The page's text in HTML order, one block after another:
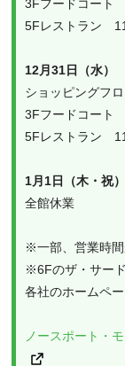
3Fフードコート
5Fレストラン　
12月31日（水）
ショッピングフ
3Fフードコート
5Fレストラン　
1月1日（木・祝）
全館休業
※一部、営業時間
※6Fのザ・サー
各社のホームペ
ノースポート・